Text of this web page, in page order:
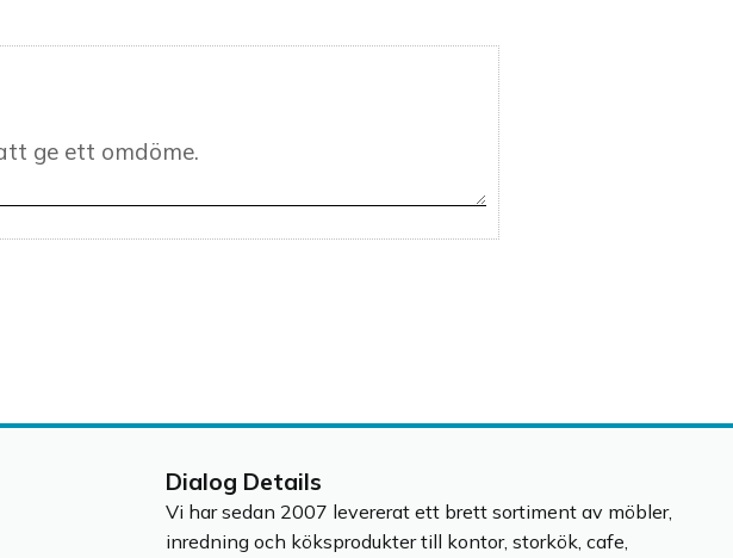
Dialog Details
Vi har sedan 2007 levererat ett brett sortiment av möbler,
inredning och köksprodukter till kontor, storkök, cafe,